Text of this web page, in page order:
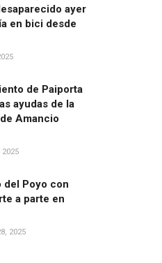
ayer
en bici desde
de Paiporta
ayudas de la
Amancio
2025
del Poyo con
a parte en
2025